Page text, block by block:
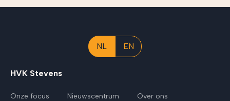
NL EN
HVK Stevens
Onze focus Nieuwscentrum Over ons